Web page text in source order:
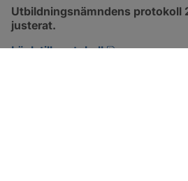
Utbildningsnämndens protokoll
justerat.
Länk till protokoll
pdf, 161.6